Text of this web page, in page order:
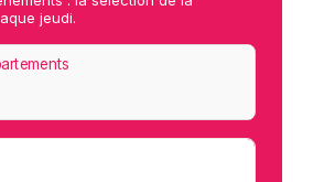
jeudi.